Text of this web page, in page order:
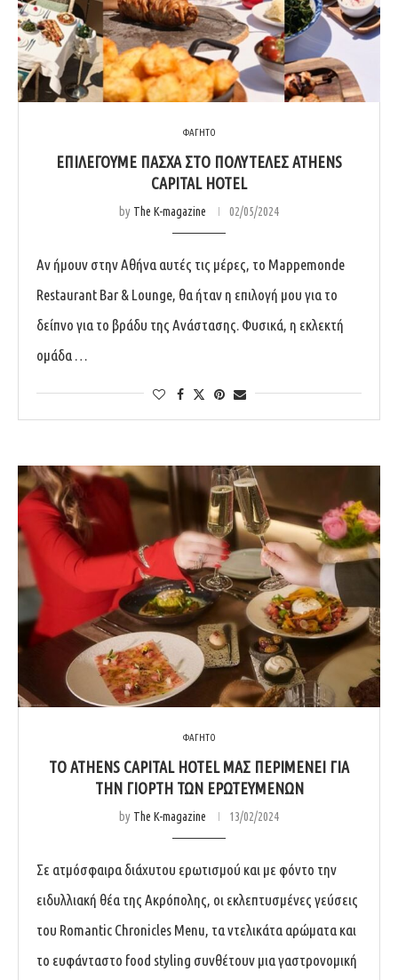
ΦΑΓΗΤΟ
ΕΠΙΛΕΓΟΥΜΕ ΠΑΣΧΑ ΣΤΟ ΠΟΛΥΤΕΛΕΣ ATHENS
CAPITAL HOTEL
by The K-magazine 02/05/2024
Αν ήμουν στην Αθήνα αυτές τις μέρες, το Mappemonde
Restaurant Bar & Lounge, θα ήταν η επιλογή μου για το
δείπνο για το βράδυ της Ανάστασης. Φυσικά, η εκλεκτή
ομάδα …
ΦΑΓΗΤΟ
ΤΟ ATHENS CAPITAL HOTEL ΜΑΣ ΠΕΡΙΜΕΝΕΙ ΓΙΑ
ΤΗΝ ΓΙΟΡΤΗ ΤΩΝ ΕΡΩΤΕΥΜΕΝΩΝ
by The K-magazine 13/02/2024
Σε ατμόσφαιρα διάχυτου ερωτισμού και με φόντο την
ειδυλλιακή θέα της Ακρόπολης, οι εκλεπτυσμένες γεύσεις
του Romantic Chronicles Menu, τα ντελικάτα αρώματα και
το ευφάνταστο food styling συνθέτουν μια γαστρονομική